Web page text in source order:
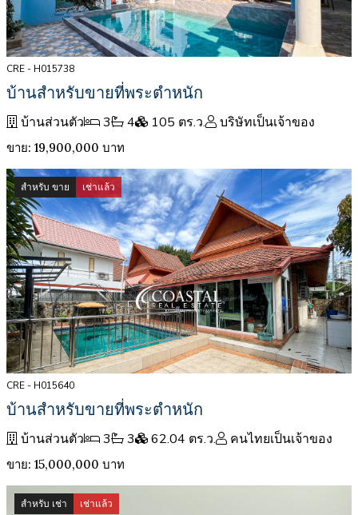
CRE - H015738
บ้านสำหรับขายที่พระตำหนัก
บ้านส่วนตัว 3 4 105 ตร.ว. บริษัทเป็นเจ้าของ
ขาย: 19,900,000 บาท
สำหรับ ขาย เช่าแล้ว
CRE - H015640
บ้านสำหรับขายที่พระตำหนัก
บ้านส่วนตัว 3 3 62.04 ตร.ว. คนไทยเป็นเจ้าของ
ขาย: 15,000,000 บาท
สำหรับ เช่า เช่าแล้ว